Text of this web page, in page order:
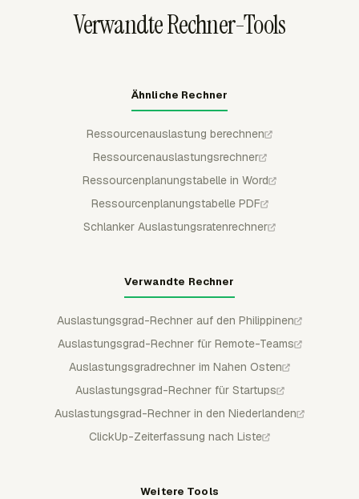
Verwandte Rechner-Tools
Ähnliche Rechner
Ressourcenauslastung berechnen
Ressourcenauslastungsrechner
Ressourcenplanungstabelle in Word
Ressourcenplanungstabelle PDF
Schlanker Auslastungsratenrechner
Verwandte Rechner
Auslastungsgrad-Rechner auf den Philippinen
Auslastungsgrad-Rechner für Remote-Teams
Auslastungsgradrechner im Nahen Osten
Auslastungsgrad-Rechner für Startups
Auslastungsgrad-Rechner in den Niederlanden
ClickUp-Zeiterfassung nach Liste
Weitere Tools